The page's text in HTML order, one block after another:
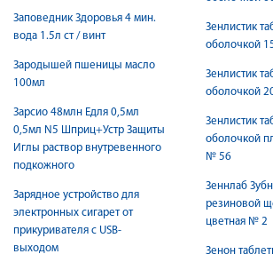
Заповедник Здоровья 4 мин.
вода 1.5л ст / винт
Зародышей пшеницы масло
100мл
Зарсио 48млн Едля 0,5мл
0,5мл N5 Шприц+Устр Защиты
Иглы раствор внутревенного
подкожного
Зарядное устройство для
электронных сигарет от
прикуривателя с USB-
выходом
Зенлистик
оболочкой
Зенлистик
оболочкой
Зенлистик
оболочкой
№ 56
Зеннлаб
резиновой
цветная № 2
Зенон